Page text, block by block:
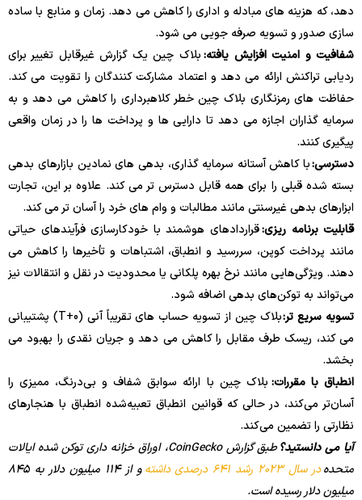
دهد، که هزینه های مبادله و اداری را کاهش می دهد. زمان و منابع با ساده
سازی صدور و تسویه صرفه جویی می شود.
شفافیت و امنیت افزایش یافته:بلاک چین یک گزارش غیرقابل تغییر برای
ردیابی تراکنش ارائه می دهد و اعتماد مشارکت کنندگان را تقویت می کند.
حفاظت های رمزنگاری بلاک چین خطر کلاهبرداری را کاهش می دهد و به
سرمایه گذاران اجازه می دهد تا دارایی ها و پرداخت ها را در زمان واقعی
پیگیری کنند.
دسترسی:با کاهش آستانه سرمایه گذاری، بدهی های نمادین بازارهای بدهی
بسته شده قبلی را برای همه قابل دسترس تر می کند. علاوه بر این، تجارت
ابزارهای بدهی غیرسنتی مانند مطالبات و وام های خرد را آسان تر می کند.
قابلیت برنامه ریزی:قراردادهای هوشمند با خودکارسازی فرآیندهای حیاتی
مانند پرداخت کوپن، سررسید و انطباق، اشتباهات و تأخیرها را کاهش می
دهند. ویژگی‌هایی مانند نرخ بهره پلکانی یا محدودیت در نقل و انتقالات نیز
می‌تواند به توکن‌های بدهی اضافه شود.
تسویه سریع تر:
بلاک چین از تسویه حساب های تقریباً آنی (T+0) پشتیبانی
می کند، ریسک طرف مقابل را کاهش می دهد و جریان نقدی را بهبود می
بخشد.
انطباق با مقررات: بلاک چین با ارائه سوابق شفاف و بی‌درنگ، ممیزی را
آسان‌تر می‌کند، در حالی که قوانین انطباق تعبیه‌شده انطباق با هنجارهای
نظارتی را تضمین می‌کند.
آیا می دانستید؟
طبق گزارش CoinGecko، اوراق خزانه داری توکن شده ایالات
متحدهدر سال 2023 رشد 641 درصدی داشته
و از 114 میلیون دلار به 845
میلیون دلار رسیده است.